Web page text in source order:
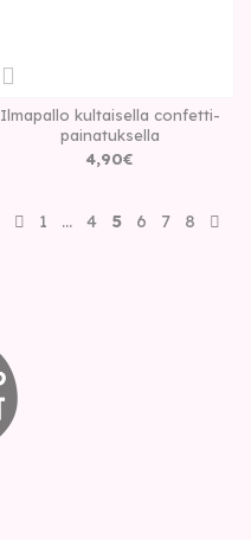
Ilmapallo kultaisella confetti-
painatuksella
4,90€
1 … 4 5 6 7 8